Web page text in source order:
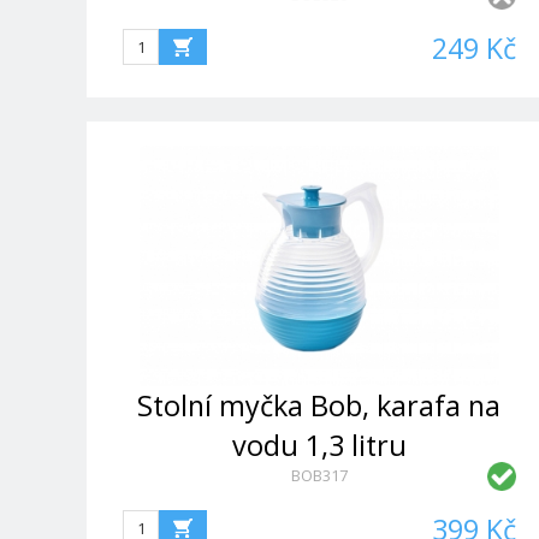
249 Kč
Stolní myčka Bob, karafa na
vodu 1,3 litru
BOB317
399 Kč